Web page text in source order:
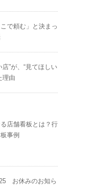
で頼む」と決まっ
”が、“見てほしい
理由
店舗看板とは？行
事例
お休みのお知ら